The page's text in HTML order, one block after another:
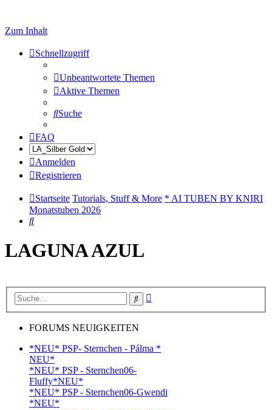
Zum Inhalt
Schnellzugriff
Unbeantwortete Themen
Aktive Themen
Suche
FAQ
Anmelden
Registrieren
Startseite Tutorials, Stuff & More * AI TUBEN BY KNIRI
Monatstuben 2026
Suche
LAGUNA AZUL
Suche
FORUMS NEUIGKEITEN
*NEU* PSP- Sternchen - Pálma *
NEU*
*NEU* PSP - Sternchen06-
Fluffy*NEU*
*NEU* PSP - Sternchen06-Gwendi
*NEU*